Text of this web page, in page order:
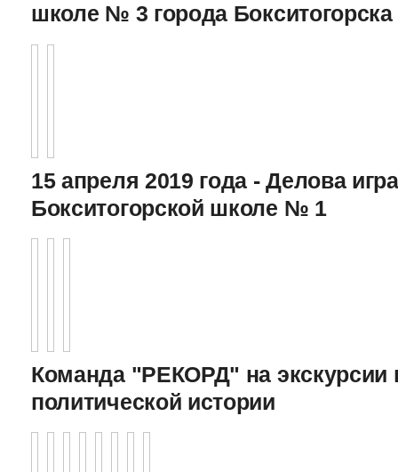
школе № 3 города Бокситогорска
15 апреля 2019 года - Делова
Бокситогорской школе № 1
Команда "РЕКОРД" на экскурсии
политической истории